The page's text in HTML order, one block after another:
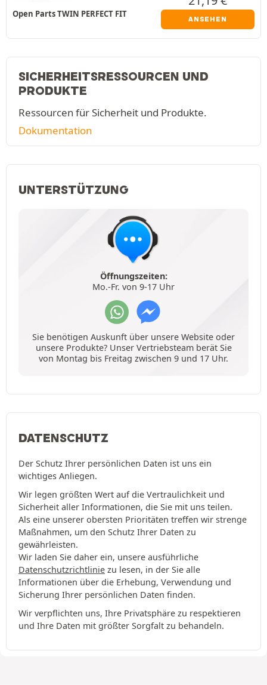
Open Parts TWIN PERFECT FIT
ANSEHEN
SICHERHEITSRESSOURCEN UND
PRODUKTE
Ressourcen für Sicherheit und Produkte.
Dokumentation
UNTERSTÜTZUNG
Öffnungszeiten:
Mo.-Fr. von 9-17 Uhr
Sie benötigen Auskunft über unsere Website oder
unsere Produkte? Unser Vertriebsteam berät Sie
von Montag bis Freitag zwischen 9 und 17 Uhr.
DATENSCHUTZ
Der Schutz Ihrer persönlichen Daten ist uns ein
wichtiges Anliegen.
Wir legen größten Wert auf die Vertraulichkeit und
Sicherheit aller Informationen, die Sie mit uns teilen.
Als eine unserer obersten Prioritäten treffen wir strenge
Maßnahmen, um den Schutz Ihrer Daten zu
gewährleisten.
Wir laden Sie daher ein, unsere ausführliche
Datenschutzrichtlinie zu lesen, in der Sie alle
Informationen über die Erhebung, Verwendung und
Sicherung Ihrer persönlichen Daten finden.
Wir verpflichten uns, Ihre Privatsphäre zu respektieren
und Ihre Daten mit größter Sorgfalt zu behandeln.